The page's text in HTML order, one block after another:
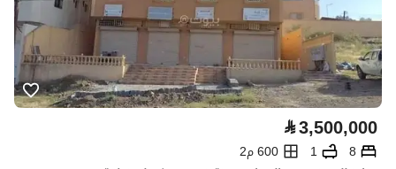
⃁3,500,000
8
1
600 م2